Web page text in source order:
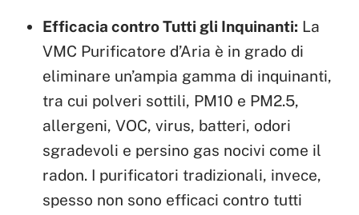
Efficacia contro Tutti gli Inquinanti: La
VMC Purificatore d’Aria è in grado di
eliminare un’ampia gamma di inquinanti,
tra cui polveri sottili, PM10 e PM2.5,
allergeni, VOC, virus, batteri, odori
sgradevoli e persino gas nocivi come il
radon. I purificatori tradizionali, invece,
spesso non sono efficaci contro tutti